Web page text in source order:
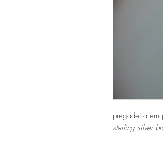
pregadeira em
sterling silver